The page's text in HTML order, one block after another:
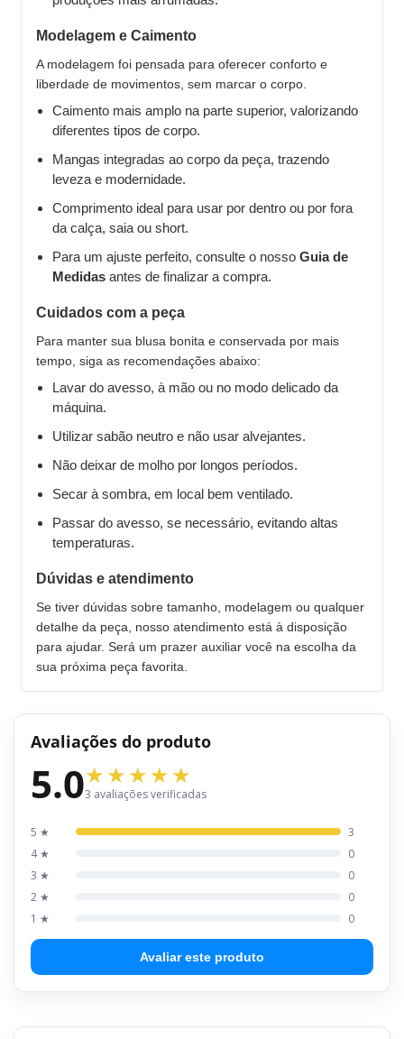
Modelagem e Caimento
A modelagem foi pensada para oferecer conforto e
liberdade de movimentos, sem marcar o corpo.
Caimento mais amplo na parte superior, valorizando
diferentes tipos de corpo.
Mangas integradas ao corpo da peça, trazendo
leveza e modernidade.
Comprimento ideal para usar por dentro ou por fora
da calça, saia ou short.
Para um ajuste perfeito, consulte o nosso Guia de
Medidas antes de finalizar a compra.
Cuidados com a peça
Para manter sua blusa bonita e conservada por mais
tempo, siga as recomendações abaixo:
Lavar do avesso, à mão ou no modo delicado da
máquina.
Utilizar sabão neutro e não usar alvejantes.
Não deixar de molho por longos períodos.
Secar à sombra, em local bem ventilado.
Passar do avesso, se necessário, evitando altas
temperaturas.
Dúvidas e atendimento
Se tiver dúvidas sobre tamanho, modelagem ou qualquer
detalhe da peça, nosso atendimento está à disposição
para ajudar. Será um prazer auxiliar você na escolha da
sua próxima peça favorita.
Avaliações do produto
5.03 avaliações verificadas
5 ★
3
4 ★
0
3 ★
0
2 ★
0
1 ★
0
Avaliar este produto